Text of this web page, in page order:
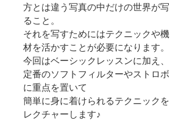
方とは違う写真の中だけの世界が写
ること。
それを写すためにはテクニックや機
材を活かすことが必要になります。
今回はベーシックレッスンに加え、
定番のソフトフィルターやストロボ
に重点を置いて
簡単に身に着けられるテクニックを
レクチャーします♪